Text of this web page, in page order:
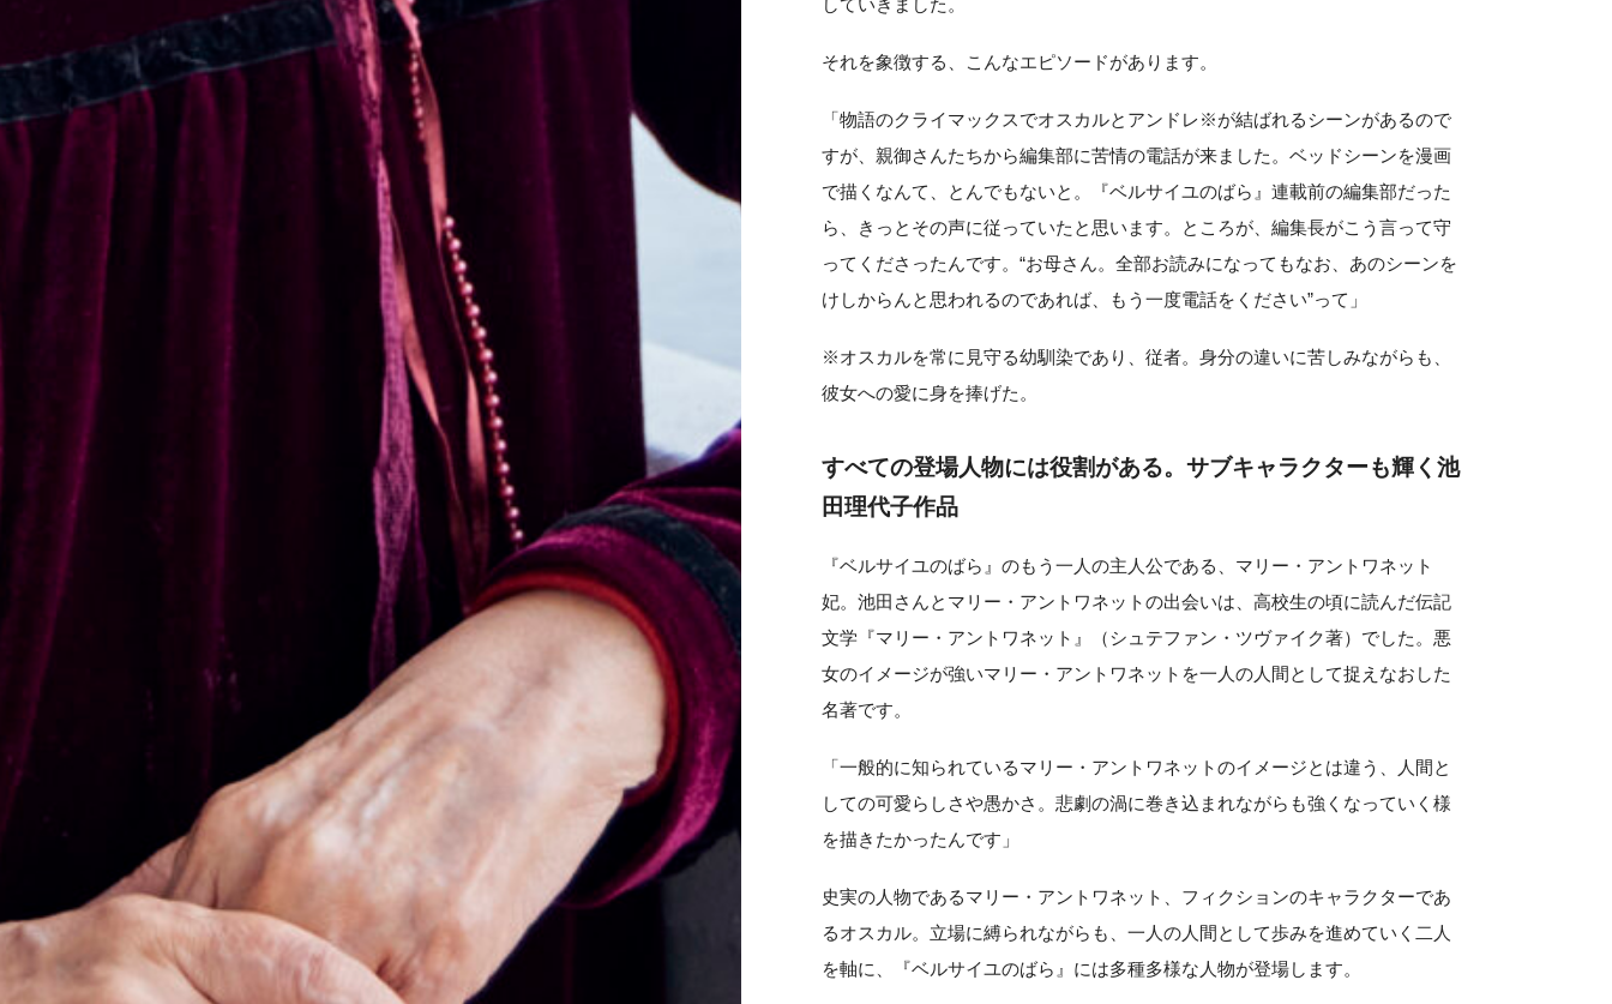
していきました。
それを象徴する、こんなエピソードがあります。
「物語のクライマックスでオスカルとアンドレ※が結ばれるシーンがあるので
すが、親御さんたちから編集部に苦情の電話が来ました。ベッドシーンを漫画
で描くなんて、とんでもないと。『ベルサイユのばら』連載前の編集部だった
ら、きっとその声に従っていたと思います。ところが、編集長がこう言って守
ってくださったんです。“お母さん。全部お読みになってもなお、あのシーンを
けしからんと思われるのであれば、もう一度電話をください”って」
※オスカルを常に見守る幼馴染であり、従者。身分の違いに苦しみながらも、
彼女への愛に身を捧げた。
すべての登場人物には役割がある。サブキャラクターも輝く池
田理代子作品
『ベルサイユのばら』のもう一人の主人公である、マリー・アントワネット
妃。池田さんとマリー・アントワネットの出会いは、高校生の頃に読んだ伝記
文学『マリー・アントワネット』（シュテファン・ツヴァイク著）でした。悪
女のイメージが強いマリー・アントワネットを一人の人間として捉えなおした
名著です。
「一般的に知られているマリー・アントワネットのイメージとは違う、人間と
しての可愛らしさや愚かさ。悲劇の渦に巻き込まれながらも強くなっていく様
を描きたかったんです」
史実の人物であるマリー・アントワネット、フィクションのキャラクターであ
るオスカル。立場に縛られながらも、一人の人間として歩みを進めていく二人
を軸に、『ベルサイユのばら』には多種多様な人物が登場します。